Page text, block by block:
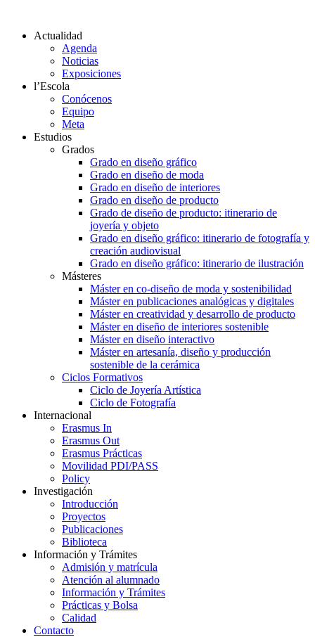
Actualidad
Agenda
Noticias
Exposiciones
l’Escola
Conócenos
Equipo
Meta
Estudios
Grados
Grado en diseño gráfico
Grado en diseño de moda
Grado en diseño de interiores
Grado en diseño de producto
Grado de diseño de producto: itinerario de
joyería y objeto
Grado en diseño gráfico: itinerario de fotografía y
creación audiovisual
Grado en diseño gráfico: itinerario de ilustración
Másteres
Máster en co-diseño de moda y sostenibilidad
Máster en publicaciones analógicas y digitales
Máster en creatividad y desarrollo de producto
Máster en diseño de interiores sostenible
Máster en diseño interactivo
Máster en artesanía, diseño y producción
sostenible de la cerámica
Ciclos Formativos
Ciclo de Joyería Artística
Ciclo de Fotografía
Internacional
Erasmus In
Erasmus Out
Erasmus Prácticas
Movilidad PDI/PASS
Policy
Investigación
Introducción
Proyectos
Publicaciones
Biblioteca
Información y Trámites
Admisión y matrícula
Atención al alumnado
Información y Trámites
Prácticas y Bolsa
Calidad
Contacto